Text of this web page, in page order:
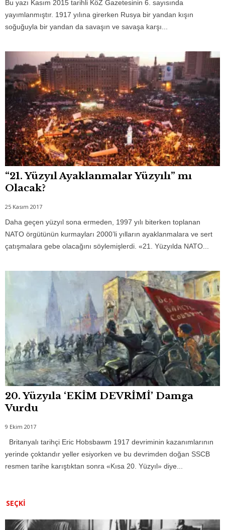
Bu yazı Kasım 2015 tarihli KöZ Gazetesinin 6. sayısında
yayımlanmıştır. 1917 yılına girerken Rusya bir yandan kışın
soğuğuyla bir yandan da savaşın ve savaşa karşı...
“21. Yüzyıl Ayaklanmalar Yüzyılı” mı
Olacak?
25 Kasım 2017
Daha geçen yüzyıl sona ermeden, 1997 yılı biterken toplanan
NATO örgütünün kurmayları 2000’li yılların ayaklanmalara ve sert
çatışmalara gebe olacağını söylemişlerdi. «21. Yüzyılda NATO...
20. Yüzyıla ‘EKİM DEVRİMİ’ Damga
Vurdu
9 Ekim 2017
Britanyalı tarihçi Eric Hobsbawm 1917 devriminin kazanımlarının
yerinde çoktandır yeller esiyorken ve bu devrimden doğan SSCB
resmen tarihe karıştıktan sonra «Kısa 20. Yüzyıl» diye...
SEÇKI